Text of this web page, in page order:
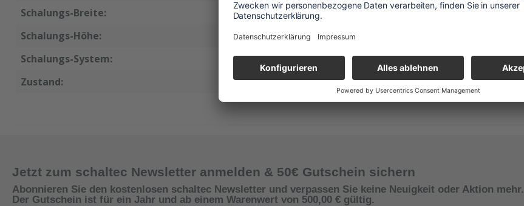
Schalungs-Breite:
75 cm
Schalungs-Höhe:
90 cm
Schalungs-System:
StarTec
Zustand:
neu
Jetzt zum schaltec Newsletter anmelden & 50€ Gutschein sichern
Abonnieren Sie den kostenlosen schaltec Newsletter und verpassen Sie keine Neuigkeit oder Aktion mehr.
Der Gutschein ist für ein Jahr und ab einem Warenwert von 500,00 € gültig.